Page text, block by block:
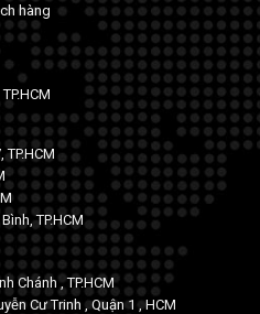
hàng
TP.HCM
Chánh , TP.HCM
Cư Trinh , Quận 1 , HCM